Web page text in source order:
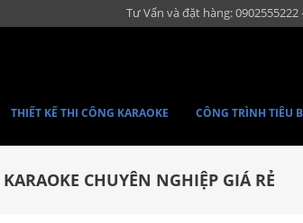
Tư Vấn và đặt hàng:
THIẾT KẾ THI CÔNG KARAOKE CÔNG TRÌNH TIÊU
CHUYÊN NGHIỆP GIÁ RẺ